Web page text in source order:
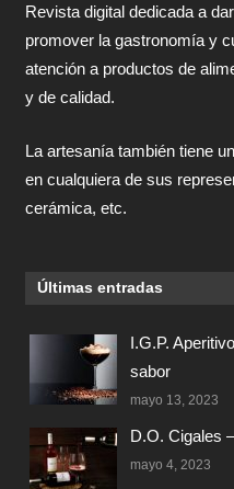
Revista digital dedicada a
promover la gastronomía y
atención a productos de
y de calidad.
La artesanía también tiene
en cualquiera de sus
cerámica, etc.
Últimas entradas
I.G.P.
sabor
mayo 13, 2023
D.O. Cigales
mayo 4, 2023